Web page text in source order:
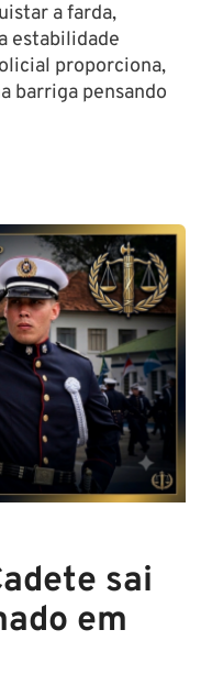
a farda,
estabilidade
proporciona,
barriga pensando
sai
em